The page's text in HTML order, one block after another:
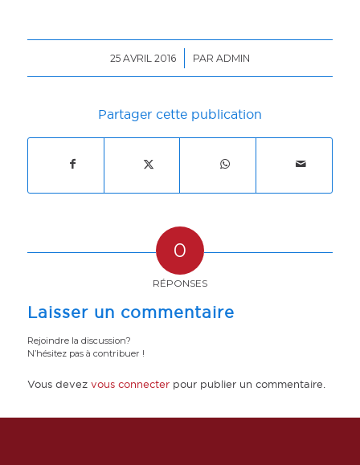
25 AVRIL 2016
/ PAR ADMIN
Partager cette publication
0
RÉPONSES
Laisser un commentaire
Rejoindre la discussion?
N’hésitez pas à contribuer !
Vous devez vous connecterpour publier un commentaire.